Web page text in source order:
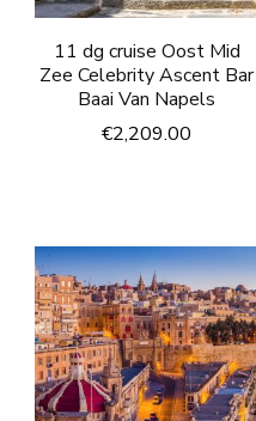
11 dg cruise Oost Mid
Zee Celebrity Ascent Bar
Baai Van Napels
€2,209.00